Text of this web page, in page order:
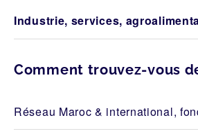
Industrie, services,
Comment trouvez-vous
Réseau Maroc & international,